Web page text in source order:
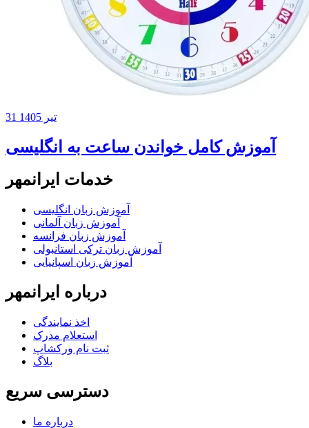
31 تیر 1405
آموزش کامل خواندن ساعت به انگلیسی
خدمات ایرانمهر
آموزش زبان انگلیسی
آموزش زبان آلمانی
آموزش زبان فرانسه
آموزش زبان ترکی استانبولی
آموزش زبان اسپانیایی
درباره ایرانمهر
اخذ نمايندگی
استعلام مدرک
ثبت نام ورکشاپ
بلاگ
دسترسی سریع
درباره ما